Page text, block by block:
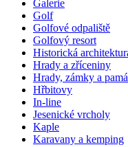
Galerie
Golf
Golfové odpaliště
Golfový resort
Historická
Hrady a zříceniny
Hrady, zámky a
Hřbitovy
In-line
Jesenické vrcholy
Kaple
Karavany a kemping